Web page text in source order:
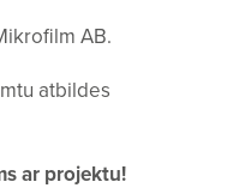
AB.
atbildes
ar projektu!